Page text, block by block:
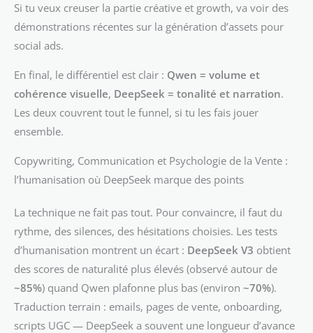
Si tu veux creuser la partie créative et growth, va voir des
démonstrations récentes sur la génération d’assets pour
social ads.
En final, le différentiel est clair : Qwen = volume et
cohérence visuelle, DeepSeek = tonalité et narration.
Les deux couvrent tout le funnel, si tu les fais jouer
ensemble.
Copywriting, Communication et Psychologie de la Vente :
l’humanisation où DeepSeek marque des points
La technique ne fait pas tout. Pour convaincre, il faut du
rythme, des silences, des hésitations choisies. Les tests
d’humanisation montrent un écart : DeepSeek V3 obtient
des scores de naturalité plus élevés (observé autour de
~85%) quand Qwen plafonne plus bas (environ ~70%).
Traduction terrain : emails, pages de vente, onboarding,
scripts UGC — DeepSeek a souvent une longueur d’avance